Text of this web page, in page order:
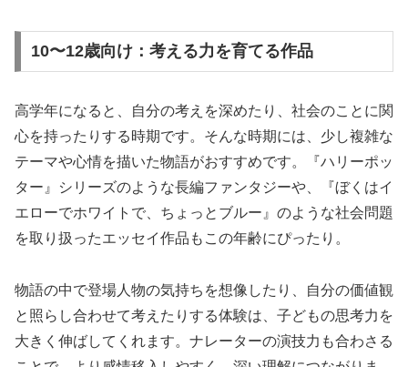
10〜12歳向け：考える力を育てる作品
高学年になると、自分の考えを深めたり、社会のことに関
心を持ったりする時期です。そんな時期には、少し複雑な
テーマや心情を描いた物語がおすすめです。『ハリーポッ
ター』シリーズのような長編ファンタジーや、『ぼくはイ
エローでホワイトで、ちょっとブルー』のような社会問題
を取り扱ったエッセイ作品もこの年齢にぴったり。
物語の中で登場人物の気持ちを想像したり、自分の価値観
と照らし合わせて考えたりする体験は、子どもの思考力を
大きく伸ばしてくれます。ナレーターの演技力も合わさる